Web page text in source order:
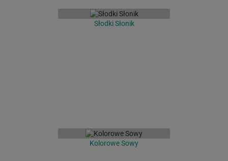
Słodki Słonik
Kolorowe Sowy